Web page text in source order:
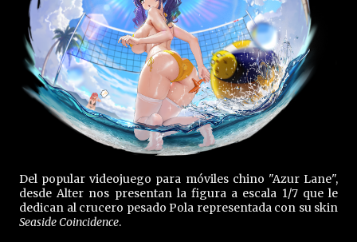
Del popular videojuego para móviles chino "Azur Lane",
desde Alter nos presentan la figura a escala 1/7 que le
dedican al crucero pesado Pola representada con su skin
Seaside Coincidence.